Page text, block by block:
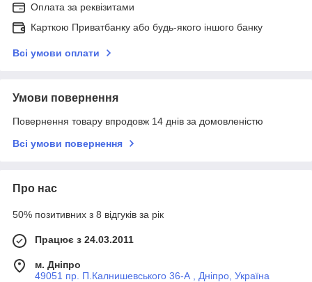
Оплата за реквізитами
Карткою Приватбанку або будь-якого іншого банку
Всі умови оплати
Умови повернення
Повернення товару впродовж 14 днів за домовленістю
Всі умови повернення
Про нас
50% позитивних з 8 відгуків за рік
Працює з 24.03.2011
м. Дніпро
49051 пр. П.Калнишевського 36-А , Дніпро, Україна